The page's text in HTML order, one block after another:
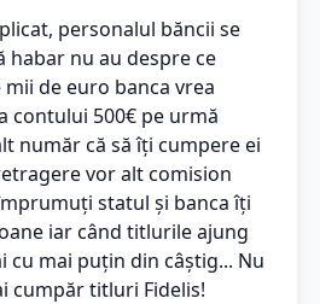
personalul băncii se
habar nu au despre ce
de euro banca vrea
contului 500€ pe urmă
număr că să îți cumpere ei
vor alt comision
statul și banca îți
iar când titlurile ajung
cu mai puțin din câștig... Nu
cumpăr titluri Fidelis!